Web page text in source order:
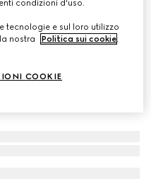
condizioni d'uso.
tecnologie e sul loro utilizzo
nostra
Politica sui cookie.
COOKIE